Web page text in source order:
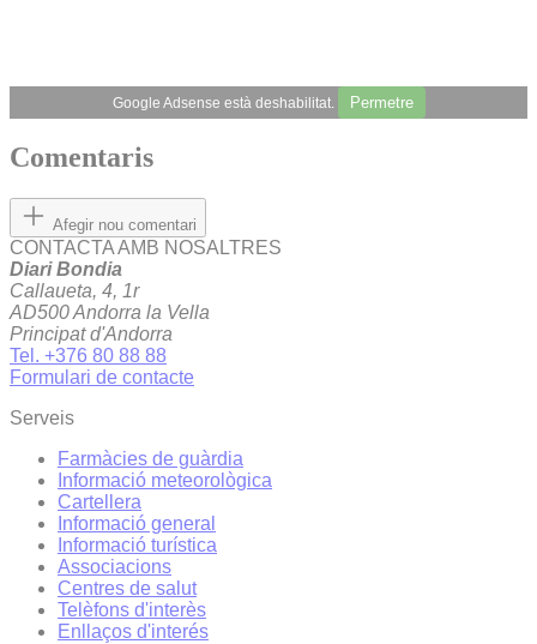
Google Adsense està deshabilitat. Permetre
Comentaris
Afegir nou comentari
CONTACTA AMB NOSALTRES
Diari Bondia
Callaueta, 4, 1r
AD500 Andorra la Vella
Principat d'Andorra
Tel. +376 80 88 88
Formulari de contacte
Serveis
Farmàcies de guàrdia
Informació meteorològica
Cartellera
Informació general
Informació turística
Associacions
Centres de salut
Telèfons d'interès
Enllaços d'interés